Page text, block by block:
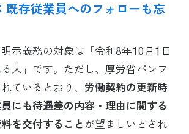
既存従業員へのフォローも忘
示義務の対象は「令和8年10月1日
人」です。ただし、厚労省パンフ
ているとおり、 労働契約の更新時
にも待遇差の内容・理由に関する
を交付することが望ましいとされ